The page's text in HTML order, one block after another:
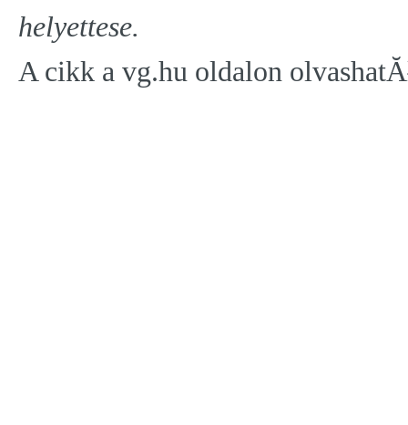
helyettese.
A cikk a vg.hu oldalon